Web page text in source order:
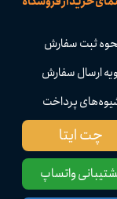
ثبت سفارش
ارسال سفارش
پرداخت
واتساپ
چت ایتا